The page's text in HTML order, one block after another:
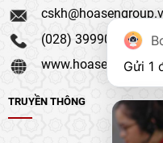
(028) 39990 111
TRUYỀN THÔNG
Gửi 1